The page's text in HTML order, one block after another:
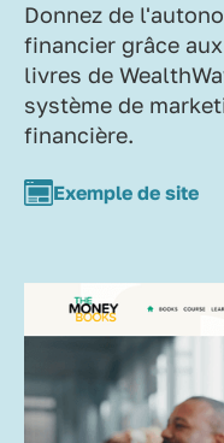
Donnez de
financier grâce
livres de
système de
financière.
Exemple de site